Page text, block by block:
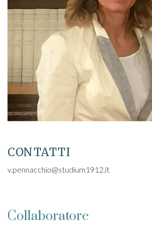
CONTATTI
v.pennacchio@studium1912.it
Collaboratore